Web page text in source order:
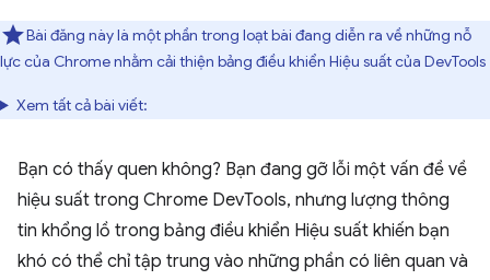
Bài đăng này là một phần trong loạt bài đang diễn ra về những nỗ
lực của Chrome nhằm cải thiện bảng điều khiển Hiệu suất của DevTools
Xem tất cả bài viết:
Bạn có thấy quen không? Bạn đang gỡ lỗi một vấn đề về
hiệu suất trong Chrome DevTools, nhưng lượng thông
tin khổng lồ trong bảng điều khiển Hiệu suất khiến bạn
khó có thể chỉ tập trung vào những phần có liên quan và